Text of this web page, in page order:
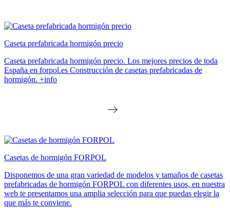
Caseta prefabricada hormigón precio
Caseta prefabricada hormigón precio. Los mejores precios de toda
España en forpol.es Construcción de casetas prefabricadas de
hormigón. +info
Casetas de hormigón FORPOL
Disponemos de una gran variedad de modelos y tamaños de casetas
prefabricadas de hormigón FORPOL con diferentes usos, en nuestra
web te presentamos una amplia selección para que puedas elegir la
que más te conviene.